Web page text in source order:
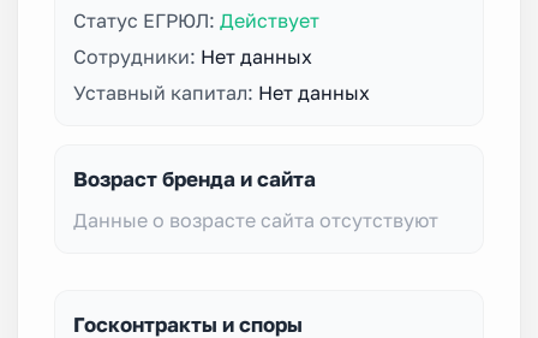
Статус ЕГРЮЛ: Действует
Сотрудники: Нет данных
Уставный капитал: Нет данных
Возраст бренда и сайта
Данные о возрасте сайта отсутствуют
Госконтракты и споры